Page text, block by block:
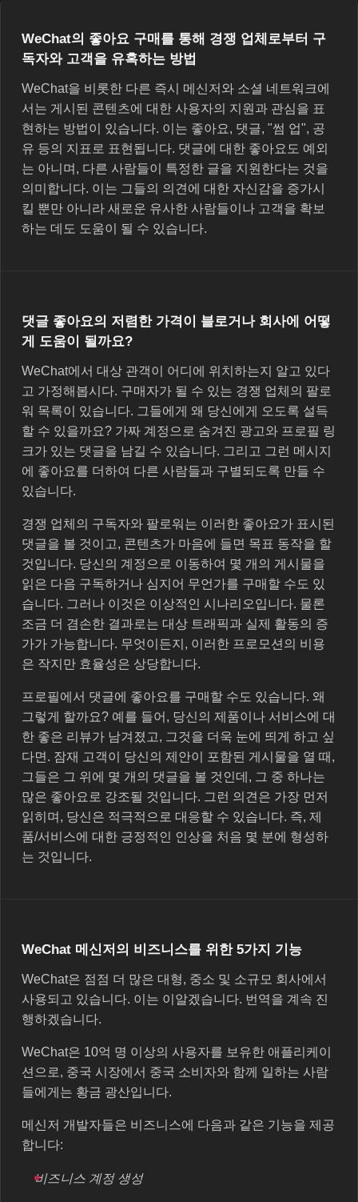
WeChat의 좋아요 구매를 통해 경쟁 업체로부터 구
독자와 고객을 유혹하는 방법
WeChat을 비롯한 다른 즉시 메신저와 소셜 네트워크에
서는 게시된 콘텐츠에 대한 사용자의 지원과 관심을 표
현하는 방법이 있습니다. 이는 좋아요, 댓글, "썸 업", 공
유 등의 지표로 표현됩니다. 댓글에 대한 좋아요도 예외
는 아니며, 다른 사람들이 특정한 글을 지원한다는 것을
의미합니다. 이는 그들의 의견에 대한 자신감을 증가시
킬 뿐만 아니라 새로운 유사한 사람들이나 고객을 확보
하는 데도 도움이 될 수 있습니다.
댓글 좋아요의 저렴한 가격이 블로거나 회사에 어떻
게 도움이 될까요?
WeChat에서 대상 관객이 어디에 위치하는지 알고 있다
고 가정해봅시다. 구매자가 될 수 있는 경쟁 업체의 팔로
워 목록이 있습니다. 그들에게 왜 당신에게 오도록 설득
할 수 있을까요? 가짜 계정으로 숨겨진 광고와 프로필 링
크가 있는 댓글을 남길 수 있습니다. 그리고 그런 메시지
에 좋아요를 더하여 다른 사람들과 구별되도록 만들 수
있습니다.
경쟁 업체의 구독자와 팔로워는 이러한 좋아요가 표시된
댓글을 볼 것이고, 콘텐츠가 마음에 들면 목표 동작을 할
것입니다. 당신의 계정으로 이동하여 몇 개의 게시물을
읽은 다음 구독하거나 심지어 무언가를 구매할 수도 있
습니다. 그러나 이것은 이상적인 시나리오입니다. 물론
조금 더 겸손한 결과로는 대상 트래픽과 실제 활동의 증
가가 가능합니다. 무엇이든지, 이러한 프로모션의 비용
은 작지만 효율성은 상당합니다.
프로필에서 댓글에 좋아요를 구매할 수도 있습니다. 왜
그렇게 할까요? 예를 들어, 당신의 제품이나 서비스에 대
한 좋은 리뷰가 남겨졌고, 그것을 더욱 눈에 띄게 하고 싶
다면. 잠재 고객이 당신의 제안이 포함된 게시물을 열 때,
그들은 그 위에 몇 개의 댓글을 볼 것인데, 그 중 하나는
많은 좋아요로 강조될 것입니다. 그런 의견은 가장 먼저
읽히며, 당신은 적극적으로 대응할 수 있습니다. 즉, 제
품/서비스에 대한 긍정적인 인상을 처음 몇 분에 형성하
는 것입니다.
WeChat 메신저의 비즈니스를 위한 5가지 기능
WeChat은 점점 더 많은 대형, 중소 및 소규모 회사에서
사용되고 있습니다. 이는 이알겠습니다. 번역을 계속 진
행하겠습니다.
WeChat은 10억 명 이상의 사용자를 보유한 애플리케이
션으로, 중국 시장에서 중국 소비자와 함께 일하는 사람
들에게는 황금 광산입니다.
메신저 개발자들은 비즈니스에 다음과 같은 기능을 제공
합니다:
비즈니스 계정 생성